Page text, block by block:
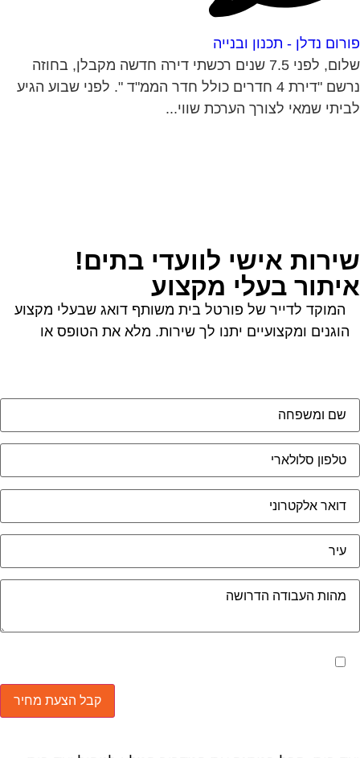
נדלן - תכנון ובנייה
שלום, לפני 7.5 שנים רכשתי דירה חדשה מקבלן, בחוזה
נרשם "דירת 4 חדרים כולל חדר הממ"ד ". לפני שבוע הגיע
שמאי לצורך הערכת שווי...
אישי לוועדי בתים!
בעלי מקצוע
המוקד לדייר של פורטל בית משותף דואג שבעלי מקצוע
הוגנים ומקצועיים יתנו לך שירות. מלא את הטופס אולחץ
מאשר את תנאי הפרטיות